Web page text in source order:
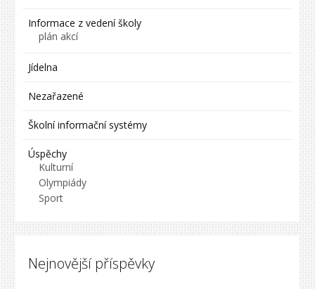
Informace z vedení školy
plán akcí
Jídelna
Nezařazené
Školní informační systémy
Úspěchy
Kulturní
Olympiády
Sport
Nejnovější příspěvky